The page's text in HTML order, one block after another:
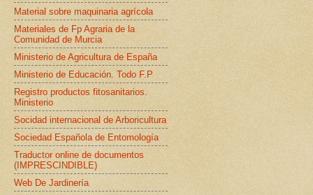
Material sobre maquinaria agrícola
Materiales de Fp Agraria de la
Comunidad de Murcia
Ministerio de Agricultura de España
Ministerio de Educación. Todo F.P
Registro productos fitosanitarios.
Ministerio
Socidad internacional de Arboricultura
Sociedad Española de Entomología
Traductor online de documentos
(IMPRESCINDIBLE)
Web De Jardinería